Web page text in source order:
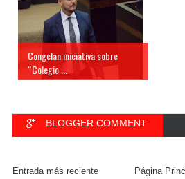
Congelan iniciativa sobre
“Colegio ...
BLOGGER COMMENT
Entrada más reciente Página